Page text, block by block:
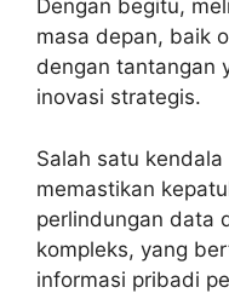
Dengan begitu,
masa depan, baik
dengan tantangan
inovasi strategis.
Salah satu
memastikan
perlindungan data
kompleks, yang
informasi pribadi